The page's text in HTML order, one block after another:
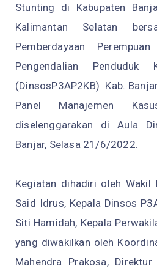
Stunting di Kabupaten
Kalimantan Selatan
Pemberdayaan
Pengendalian Penduduk
(DinsosP3AP2KB) Kab.
Panel Manajemen
diselenggarakan di Aula
Banjar, Selasa 21/6/2022.
Kegiatan dihadiri oleh Wakil
Said Idrus, Kepala Dinsos
Siti Hamidah, Kepala
yang diwakilkan oleh
Mahendra Prakosa,